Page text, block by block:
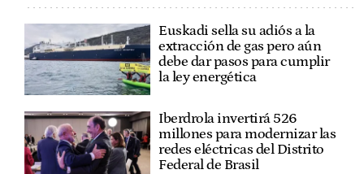
Euskadi sella su adiós a la
extracción de gas pero aún
debe dar pasos para cumplir
la ley energética
Iberdrola invertirá 526
millones para modernizar las
redes eléctricas del Distrito
Federal de Brasil